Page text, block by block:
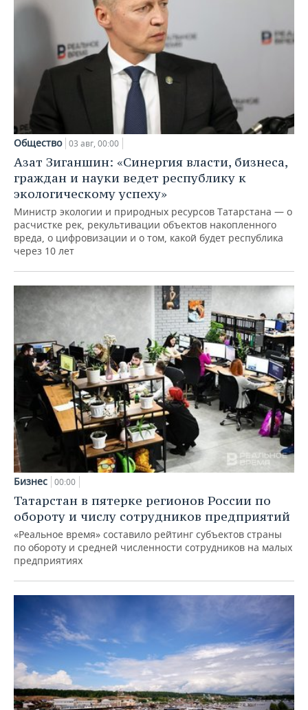
Общество 03 авг, 00:00
Азат Зиганшин: «Синергия власти, бизнеса,
граждан и науки ведет республику к
экологическому успеху»
Министр экологии и природных ресурсов Татарстана — о
расчистке рек, рекультивации объектов накопленного
вреда, о цифровизации и о том, какой будет республика
через 10 лет
Бизнес 00:00
Татарстан в пятерке регионов России по
обороту и числу сотрудников предприятий
«Реальное время» составило рейтинг субъектов страны
по обороту и средней численности сотрудников на малых
предприятиях